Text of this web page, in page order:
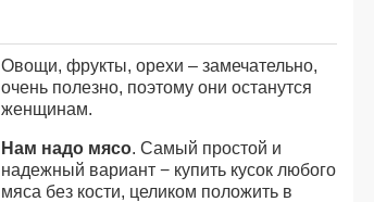
Овощи, фрукты, орехи – замечательно,
очень полезно, поэтому они останутся
женщинам.
Нам надо мясо. Самый простой и
надежный вариант − купить кусок любого
мяса без кости, целиком положить в